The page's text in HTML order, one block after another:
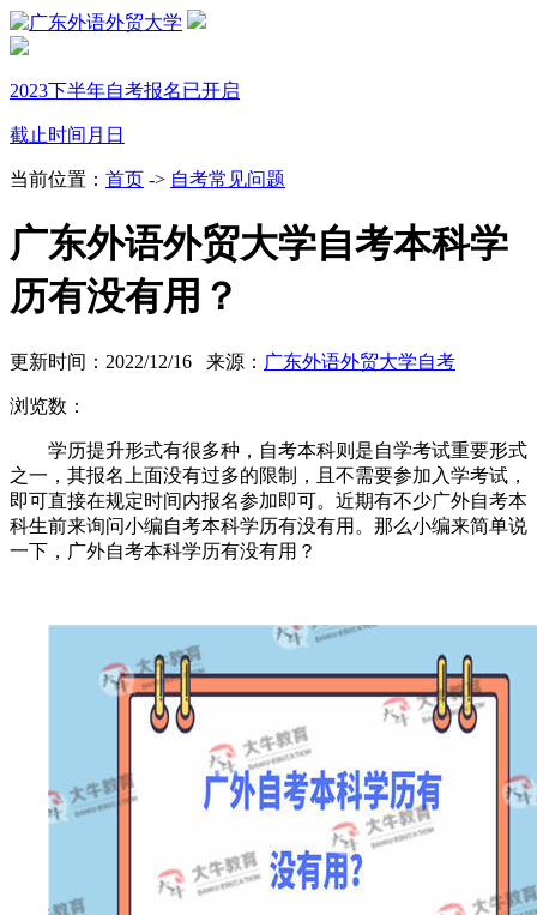
2023下半年自考报名已开启
截止时间 月 日
当前位置： 首页 -> 自考常见问题
广东外语外贸大学自考本科学
历有没有用？
更新时间：2022/12/16 来源： 广东外语外贸大学自考
浏览数：
学历提升形式有很多种，自考本科则是自学考试重要形式
之一，其报名上面没有过多的限制，且不需要参加入学考试，
即可直接在规定时间内报名参加即可。近期有不少广外自考本
科生前来询问小编自考本科学历有没有用。那么小编来简单说
一下，广外自考本科学历有没有用？